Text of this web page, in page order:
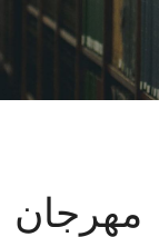
مهرجان